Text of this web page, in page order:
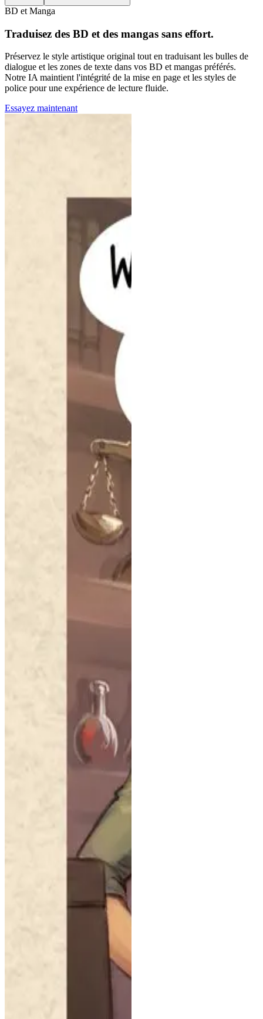
BD et Manga
Traduisez des BD et des mangas sans effort.
Préservez le style artistique original tout en traduisant les bulles de
dialogue et les zones de texte dans vos BD et mangas préférés.
Notre IA maintient l'intégrité de la mise en page et les styles de
police pour une expérience de lecture fluide.
Essayez maintenant